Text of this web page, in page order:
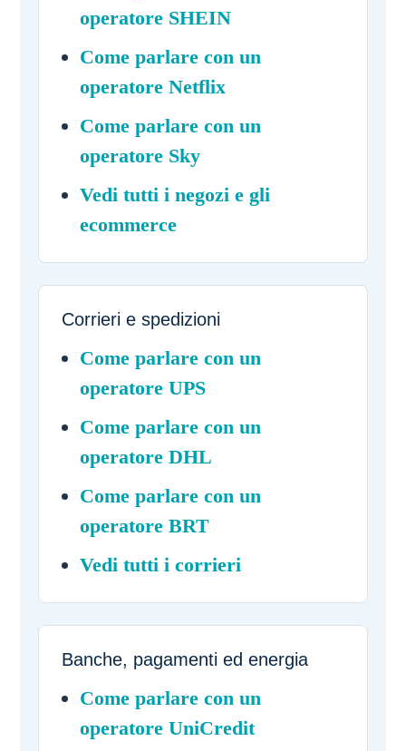
operatore SHEIN
Come parlare con un
operatore Netflix
Come parlare con un
operatore Sky
Vedi tutti i negozi e gli
ecommerce
Corrieri e spedizioni
Come parlare con un
operatore UPS
Come parlare con un
operatore DHL
Come parlare con un
operatore BRT
Vedi tutti i corrieri
Banche, pagamenti ed energia
Come parlare con un
operatore UniCredit